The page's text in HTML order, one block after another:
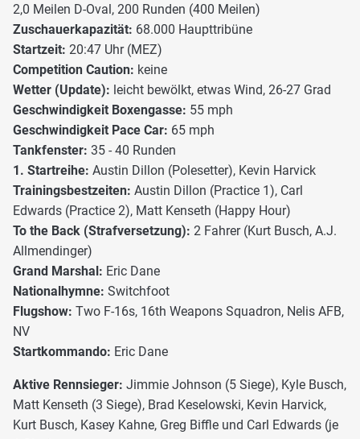
2,0 Meilen D-Oval, 200 Runden (400 Meilen)
Zuschauerkapazität: 68.000 Haupttribüne
Startzeit: 20:47 Uhr (MEZ)
Competition Caution: keine
Wetter (Update): leicht bewölkt, etwas Wind, 26-27 Grad
Geschwindigkeit Boxengasse: 55 mph
Geschwindigkeit Pace Car: 65 mph
Tankfenster: 35 - 40 Runden
1. Startreihe: Austin Dillon (Polesetter), Kevin Harvick
Trainingsbestzeiten: Austin Dillon (Practice 1), Carl
Edwards (Practice 2), Matt Kenseth (Happy Hour)
To the Back (Strafversetzung): 2 Fahrer (Kurt Busch, A.J.
Allmendinger)
Grand Marshal: Eric Dane
Nationalhymne: Switchfoot
Flugshow: Two F-16s, 16th Weapons Squadron, Nelis AFB,
NV
Startkommando: Eric Dane
Aktive Rennsieger: Jimmie Johnson (5 Siege), Kyle Busch,
Matt Kenseth (3 Siege), Brad Keselowski, Kevin Harvick,
Kurt Busch, Kasey Kahne, Greg Biffle und Carl Edwards (je